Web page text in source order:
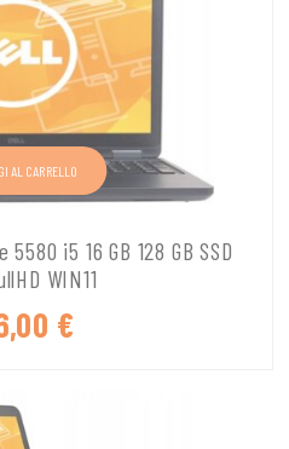
i5 16 GB 128 GB SSD
WIN11
€
AL CARRELLO